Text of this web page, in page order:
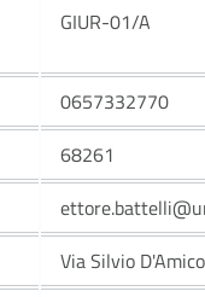
GIUR-01/A
0657332770
68261
Via Silvio